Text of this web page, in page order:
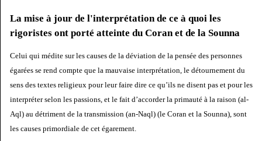
La mise à jour de l'interprétation de ce à quoi les
rigoristes ont porté atteinte du Coran et de la Sounna
Celui qui médite sur les causes de la déviation de la pensée des personnes
égarées se rend compte que la mauvaise interprétation, le détournement du
sens des textes religieux pour leur faire dire ce qu’ils ne disent pas et pour les
interpréter selon les passions, et le fait d’accorder la primauté à la raison (al-
Aql) au détriment de la transmission (an-Naql) (le Coran et la Sounna), sont
les causes primordiale de cet égarement.